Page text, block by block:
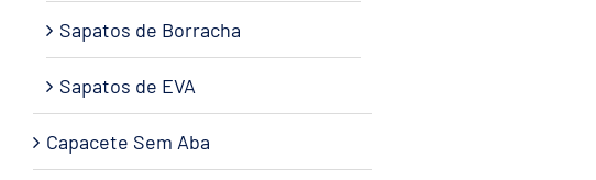
Sapatos de Borracha
Sapatos de EVA
Capacete Sem Aba